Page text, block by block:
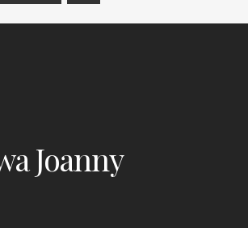
Joanny